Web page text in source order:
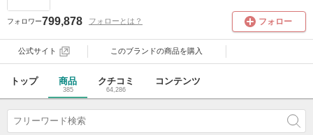
フォロワー799,878 フォローとは？ フォロー
公式サイト このブランドの商品を購入
トップ 商品
385
クチコミ
64,286
コンテンツ